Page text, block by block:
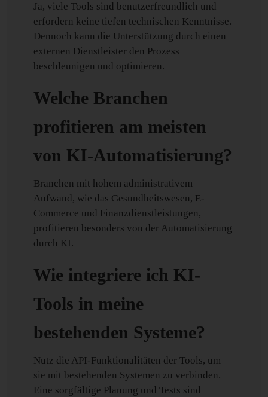
Ja, viele Tools sind benutzerfreundlich und
erfordern keine tiefen technischen Kenntnisse.
Dennoch kann die Unterstützung durch einen
externen Dienstleister den Prozess
beschleunigen und optimieren.
Welche Branchen
profitieren am meisten
von KI-Automatisierung?
Branchen mit hohem administrativem
Aufwand, wie das Gesundheitswesen, E-
Commerce und Finanzdienstleistungen,
profitieren besonders von der Automatisierung
durch KI.
Wie integriere ich KI-
Tools in meine
bestehenden Systeme?
Nutz die API-Funktionalitäten der Tools, um
sie mit bestehenden Systemen zu verbinden.
Eine sorgfältige Planung und Tests sind